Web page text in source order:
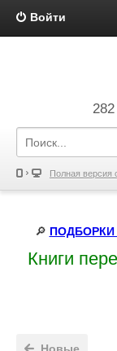
Войти
282
Полная версия
🔎 ПОДБОРКИ
Книги